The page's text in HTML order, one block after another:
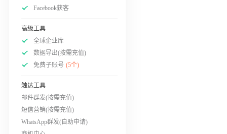
Facebook获客
高级工具
全球企业库
数据导出(按需充值)
免费子账号 (5个)
触达工具
邮件群发(按需充值)
短信营销(按需充值)
WhatsApp群发(自助申请)